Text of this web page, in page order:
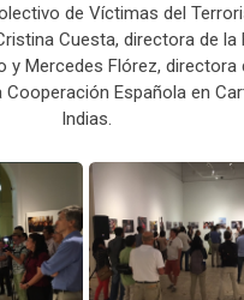
de Víctimas del
Cuesta, directora de la
y Mercedes Flórez, directora
Española en
Indias.